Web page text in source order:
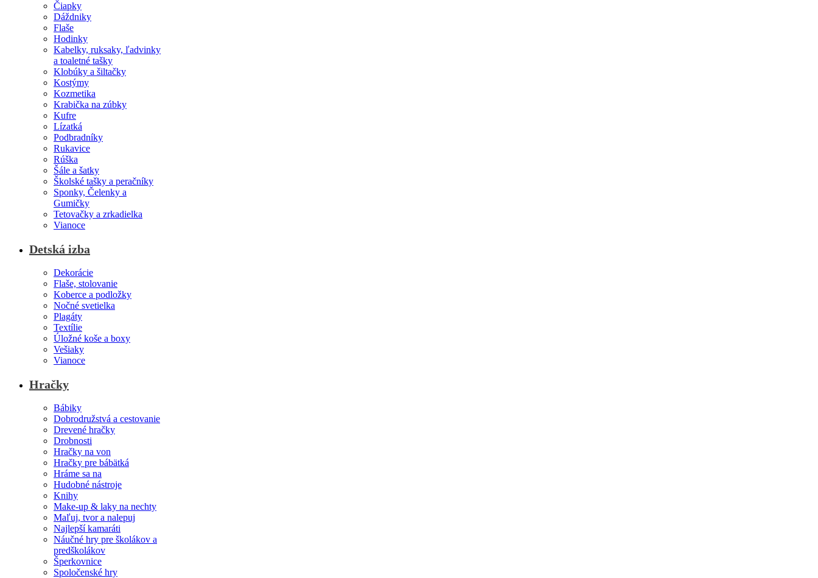
Čiapky
Dáždniky
Flaše
Hodinky
Kabelky, ruksaky, ľadvinky
a toaletné tašky
Klobúky a šiltačky
Kostýmy
Kozmetika
Krabička na zúbky
Kufre
Lízatká
Podbradníky
Rukavice
Rúška
Šále a šatky
Školské tašky a peračníky
Sponky, Čelenky a
Gumičky
Tetovačky a zrkadielka
Vianoce
Detská izba
Dekorácie
Flaše, stolovanie
Koberce a podložky
Nočné svetielka
Plagáty
Textílie
Úložné koše a boxy
Vešiaky
Vianoce
Hračky
Bábiky
Dobrodružstvá a cestovanie
Drevené hračky
Drobnosti
Hračky na von
Hračky pre bábätká
Hráme sa na
Hudobné nástroje
Knihy
Make-up & laky na nechty
Maľuj, tvor a nalepuj
Najlepší kamaráti
Náučné hry pre školákov a
predškolákov
Šperkovnice
Spoločenské hry